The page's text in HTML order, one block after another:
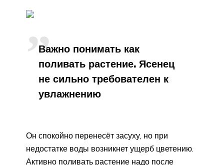
Важно понимать как
поливать растение. Ясенец
не сильно требователен к
увлажнению
Он спокойно перенесёт засуху, но при
недостатке воды возникнет ущерб цветению.
Активно поливать растение надо после